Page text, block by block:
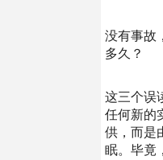
没有事故
多久？
这三个误
任何新的
供，而是
眠。毕竟